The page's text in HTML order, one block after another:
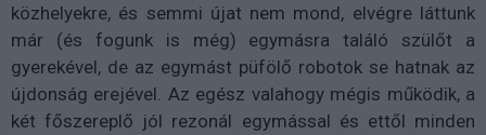
közhelyekre, és semmi újat nem mond, elvégre láttunk
már (és fogunk is még) egymásra találó szülőt a
gyerekével, de az egymást püfölő robotok se hatnak az
újdonság erejével. Az egész valahogy mégis működik, a
két főszereplő jól rezonál egymással és ettől minden